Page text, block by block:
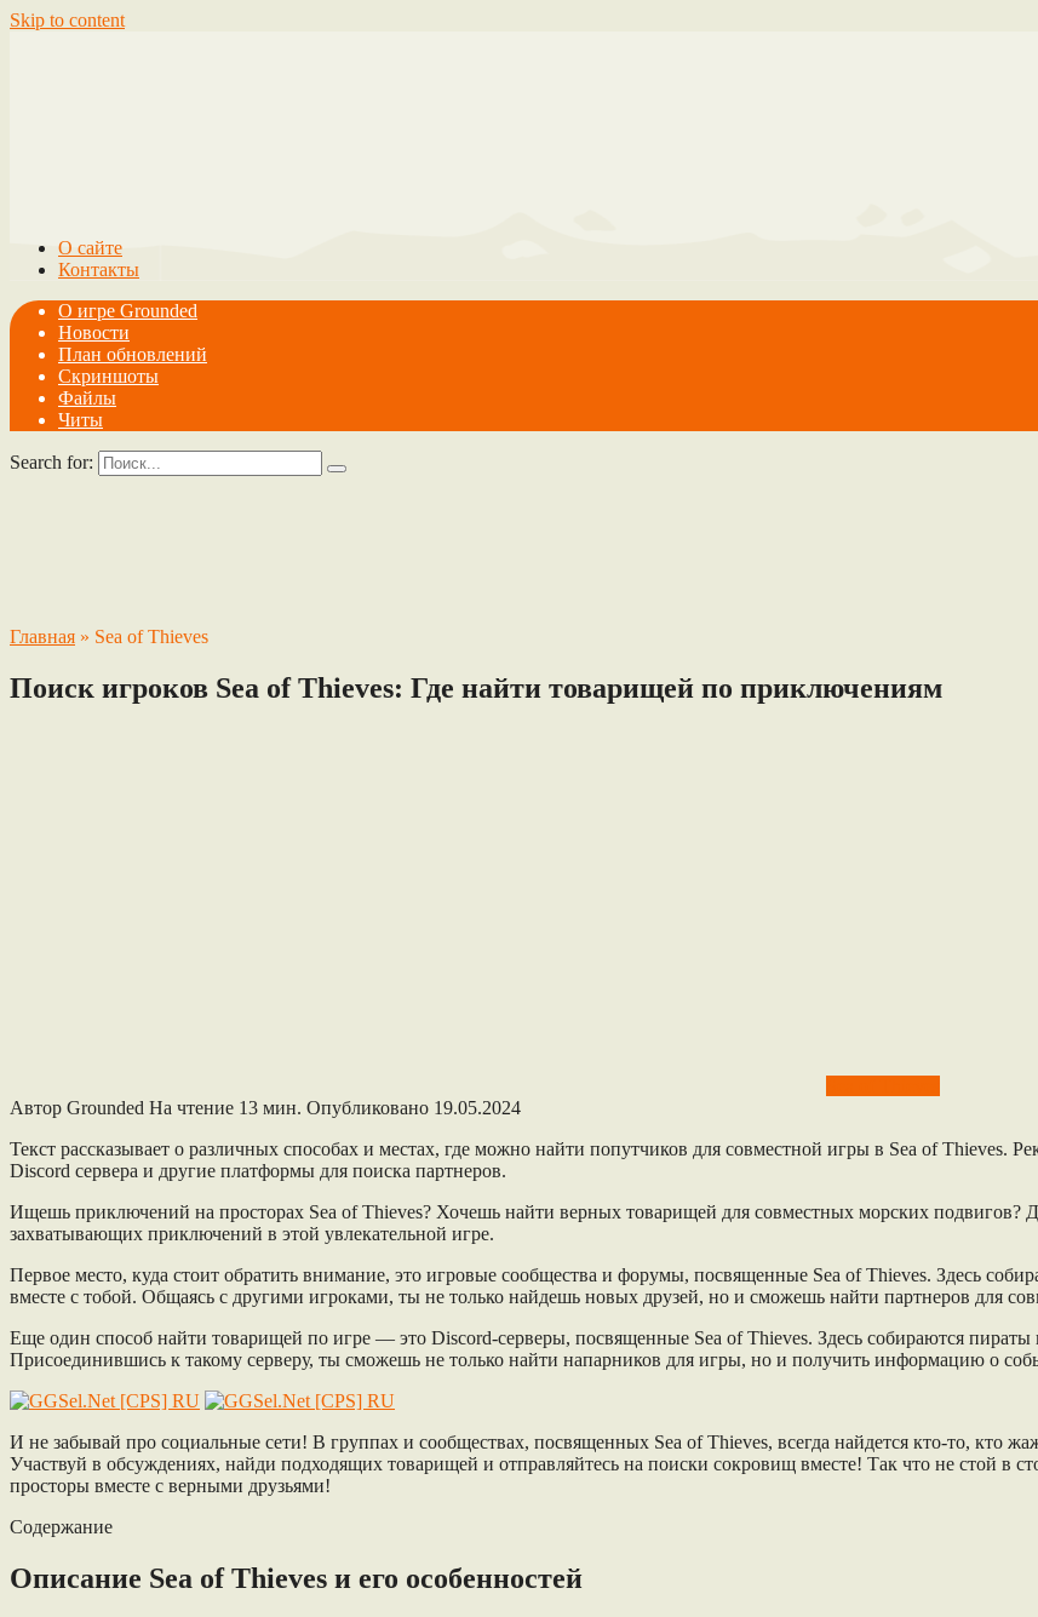
Skip to content
О сайте
Контакты
О игре Grounded
Новости
План обновлений
Скриншоты
Файлы
Читы
Search for:
Главная » Sea of Thieves
Поиск игроков Sea of Thieves: Где найти товарищей по приключениям
Автор Grounded На чтение 13 мин. Опубликовано 19.05.2024
Текст рассказывает о различных способах и местах, где можно найти попутчиков для совместной игры в Sea of Thieves.
Discord сервера и другие платформы для поиска партнеров.
Ищешь приключений на просторах Sea of Thieves? Хочешь найти верных товарищей для совместных морских подвигов?
захватывающих приключений в этой увлекательной игре.
Первое место, куда стоит обратить внимание, это игровые сообщества и форумы, посвященные Sea of Thieves. Здесь
вместе с тобой. Общаясь с другими игроками, ты не только найдешь новых друзей, но и сможешь найти партнеров для
Еще один способ найти товарищей по игре — это Discord-серверы, посвященные Sea of Thieves. Здесь собираются
Присоединившись к такому серверу, ты сможешь не только найти напарников для игры, но и получить информацию о
И не забывай про социальные сети! В группах и сообществах, посвященных Sea of Thieves, всегда найдется кто-то, кто
Участвуй в обсуждениях, найди подходящих товарищей и отправляйтесь на поиски сокровищ вместе! Так что не стой в
просторы вместе с верными друзьями!
Содержание
Описание Sea of Thieves и его особенностей